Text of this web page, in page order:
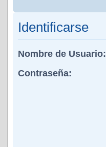
Identificarse
Nombre de Usuario:
Contraseña: